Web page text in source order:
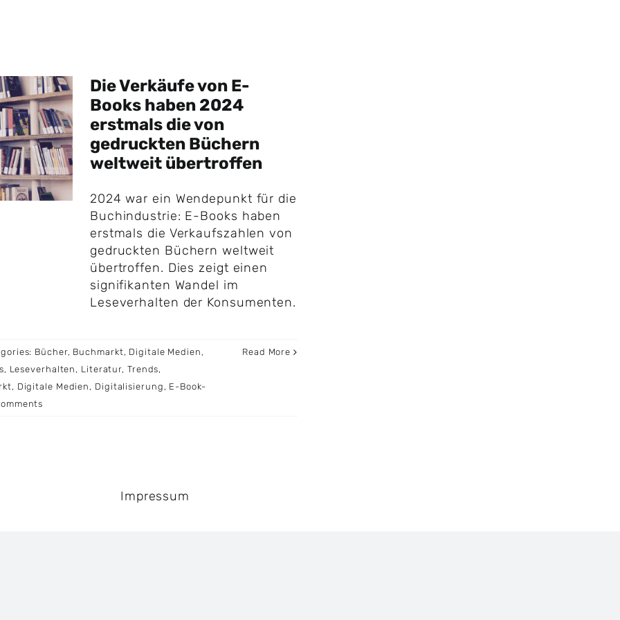
Die Verkäufe von E-
Books haben 2024
erstmals die von
gedruckten Büchern
weltweit übertroffen
2024 war ein Wendepunkt für die
Buchindustrie: E-Books haben
erstmals die Verkaufszahlen von
gedruckten Büchern weltweit
übertroffen. Dies zeigt einen
signifikanten Wandel im
Leseverhalten der Konsumenten.
Bücher, Buchmarkt, Digitale Medien ,
, Leseverhalten , Literatur, Trends,
, Digitale Medien , Digitalisierung , E-Book-
Read More
Impressum